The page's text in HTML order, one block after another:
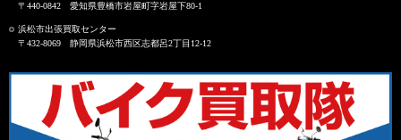
〒440-0842 愛知県豊橋市岩屋町字岩屋下80-1
浜松市出張買取センター
〒432-8069 静岡県浜松市西区志都呂2丁目12-12